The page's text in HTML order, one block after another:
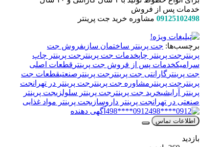
خدمات پس از فروش
09125102498 مشاوره خرید جت پرینتر
برچسب‌ها:جت پرینتر ساختمان سازی فروش جت
جت پرینتر چاپخدمات جت پرینتر جت پرینتر چاپ
سرامیکخدمات پس از فروش جت پرینتر قطعات اصلی
جت پرینتر گارانتی جت پرینتر جت پرینترصنعتیقطعات جت
جت پرینتر مشاوره جت پرینتر جت پرینتر در تهران جت
پرینتر آرایشی خرید جت پرینتر جت پرینتر سلولزیجت پرینتر
صنعتی در تهران جت پرینتر داروسازیجت پرینتر مواد غذایی
0912****498
آگهی دهنده
اطلاعات تماس